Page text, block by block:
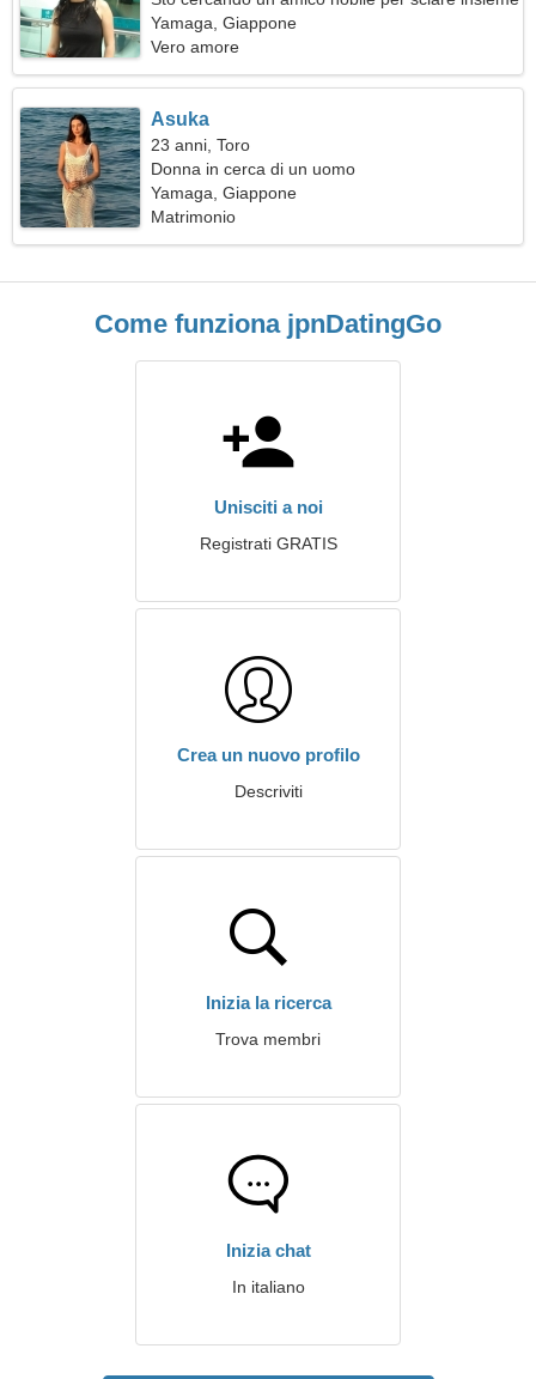
Yamaga, Giappone
Vero amore
Asuka
23 anni, Toro
Donna in cerca di un uomo
Yamaga, Giappone
Matrimonio
Come funziona jpnDatingGo
Unisciti a noi
Registrati GRATIS
Crea un nuovo profilo
Descriviti
Inizia la ricerca
Trova membri
Inizia chat
In italiano